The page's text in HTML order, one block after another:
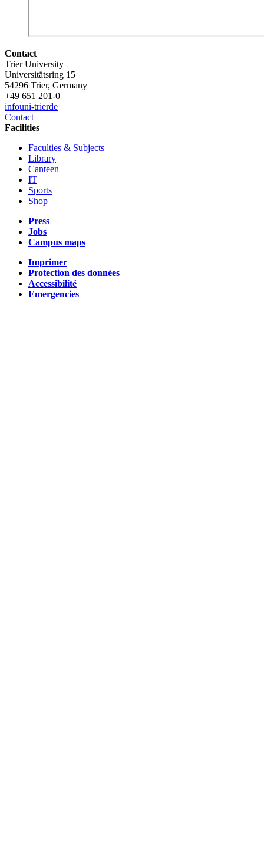
Contact
Trier University
Universitätsring 15
54296 Trier, Germany
+49 651 201-0
infouni-trierde
Contact
Facilities
Faculties & Subjects
Library
Canteen
IT
Sports
Shop
Press
Jobs
Campus maps
Imprimer
Protection des données
Accessibilité
Emergencies